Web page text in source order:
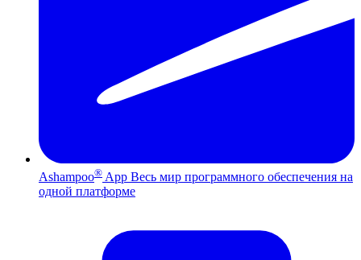
Ashampoo® App Весь мир программного обеспечения на
одной платформе